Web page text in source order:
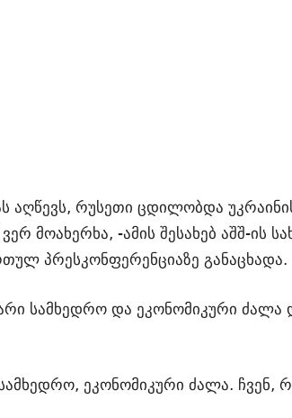
აღწევს, რუსეთი ცდილობდა
მოახერხა, -ამის შესახებ აშშ-ის
პრესკონფერენციაზე განაცხადა.
სამხედრო და ეკონომიკური ძალა
ეკონომიკური ძალა. ჩვენ,